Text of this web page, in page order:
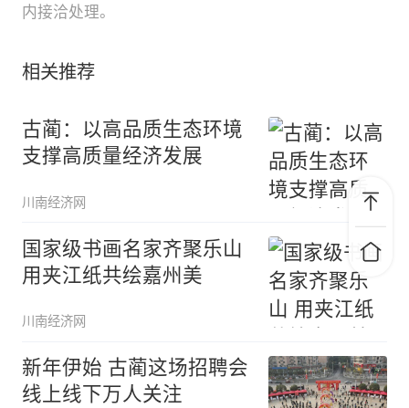
内接洽处理。
相关推荐
古蔺：以高品质生态环境
支撑高质量经济发展
川南经济网
国家级书画名家齐聚乐山
用夹江纸共绘嘉州美
川南经济网
新年伊始 古蔺这场招聘会
线上线下万人关注